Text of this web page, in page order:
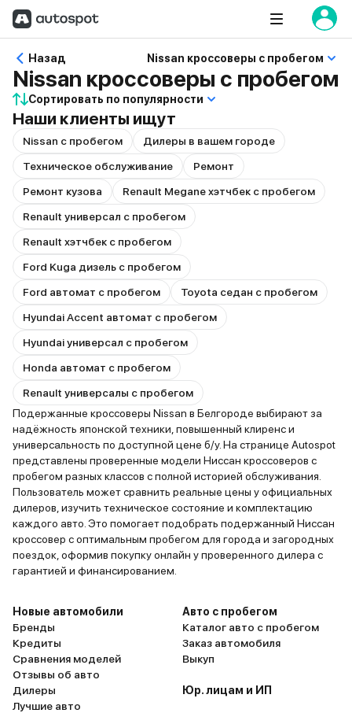
Назад Nissan кроссоверы с пробегом
Nissan кроссоверы с пробегом
Сортировать по популярности
Наши клиенты ищут
Nissan с пробегом
Дилеры в вашем городе
Техническое обслуживание
Ремонт
Ремонт кузова
Renault Megane хэтчбек с пробегом
Renault универсал с пробегом
Renault хэтчбек с пробегом
Ford Kuga дизель с пробегом
Ford автомат с пробегом
Toyota седан с пробегом
Hyundai Accent автомат с пробегом
Hyundai универсал с пробегом
Honda автомат с пробегом
Renault универсалы с пробегом
Подержанные кроссоверы Nissan в Белгороде выбирают за
надёжность японской техники, повышенный клиренс и
универсальность по доступной цене б/у. На странице Autospot
представлены проверенные модели Ниссан кроссоверов с
пробегом разных классов с полной историей обслуживания.
Пользователь может сравнить реальные цены у официальных
дилеров, изучить техническое состояние и комплектацию
каждого авто. Это помогает подобрать подержанный Ниссан
кроссовер с оптимальным пробегом для города и загородных
поездок, оформив покупку онлайн у проверенного дилера с
гарантией и финансированием.
Новые автомобили
Бренды
Кредиты
Сравнения моделей
Отзывы об авто
Дилеры
Лучшие авто
Авто с пробегом
Каталог авто с пробегом
Заказ автомобиля
Выкуп
Юр. лицам и ИП